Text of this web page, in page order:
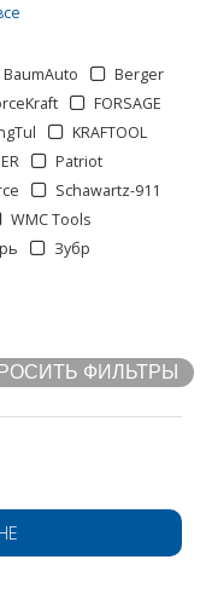
BaumAuto
Berger
FORSAGE
KRAFTOOL
Patriot
Schawartz-911
WMC Tools
Зубр